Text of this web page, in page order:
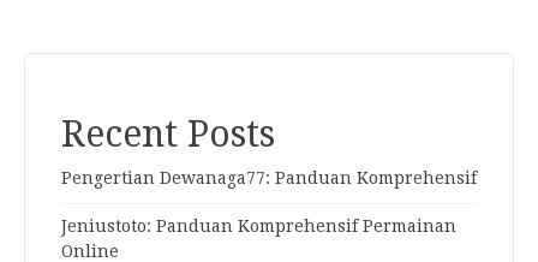
Recent Posts
Pengertian Dewanaga77: Panduan Komprehensif
Jeniustoto: Panduan Komprehensif Permainan
Online